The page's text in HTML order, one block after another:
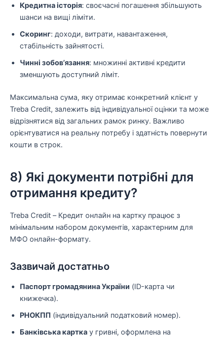
Кредитна історія: своєчасні погашення збільшують
шанси на вищі ліміти.
Скоринг: доходи, витрати, навантаження,
стабільність зайнятості.
Чинні зобов’язання: множинні активні кредити
зменшують доступний ліміт.
Максимальна сума, яку отримає конкретний клієнт у
Treba Credit, залежить від індивідуальної оцінки та може
відрізнятися від загальних рамок ринку. Важливо
орієнтуватися на реальну потребу і здатність повернути
кошти в строк.
8) Які документи потрібні для
отримання кредиту?
Treba Credit – Кредит онлайн на картку працює з
мінімальним набором документів, характерним для
МФО онлайн-формату.
Зазвичай достатньо
Паспорт громадянина України (ID-карта чи
книжечка).
РНОКПП (індивідуальний податковий номер).
Банківська картка у гривні, оформлена на